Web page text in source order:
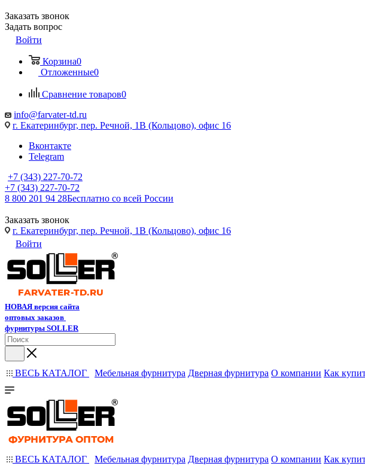
Заказать звонок
Задать вопрос
Войти
Корзина0
Отложенные0
Сравнение товаров0
info@farvater-td.ru
г. Екатеринбург, пер. Речной, 1В (Кольцово), офис 16
Вконтакте
Telegram
+7 (343) 227-70-72
+7 (343) 227-70-72
8 800 201 94 28Бесплатно со всей России
Заказать звонок
г. Екатеринбург, пер. Речной, 1В (Кольцово), офис 16
Войти
НОВАЯ версия сайта
оптовых заказов
фурнитуры SOLLER
ВЕСЬ КАТАЛОГ Мебельная фурнитура Дверная фурнитура О компании Как
ВЕСЬ КАТАЛОГ Мебельная фурнитура Дверная фурнитура О компании Как